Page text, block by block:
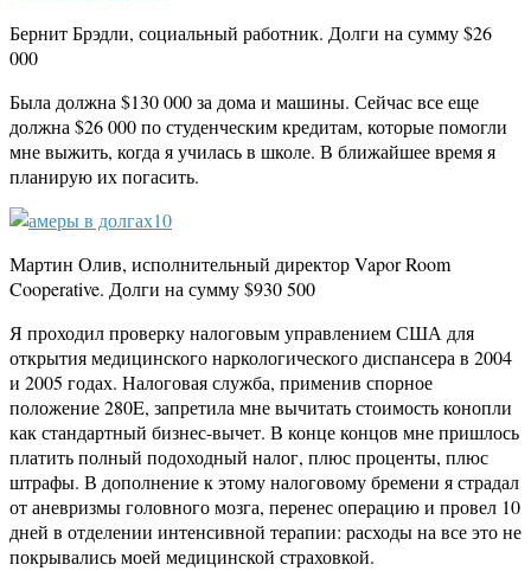
Бернит Брэдли, социальный работник. Долги на сумму $26
000
Была должна $130 000 за дома и машины. Сейчас все еще
должна $26 000 по студенческим кредитам, которые помогли
мне выжить, когда я училась в школе. В ближайшее время я
планирую их погасить.
Мартин Олив, исполнительный директор Vapor Room
Cooperative. Долги на сумму $930 500
Я проходил проверку налоговым управлением США для
открытия медицинского наркологического диспансера в 2004
и 2005 годах. Налоговая служба, применив спорное
положение 280E, запретила мне вычитать стоимость конопли
как стандартный бизнес-вычет. В конце концов мне пришлось
платить полный подоходный налог, плюс проценты, плюс
штрафы. В дополнение к этому налоговому бремени я страдал
от аневризмы головного мозга, перенес операцию и провел 10
дней в отделении интенсивной терапии: расходы на все это не
покрывались моей медицинской страховкой.